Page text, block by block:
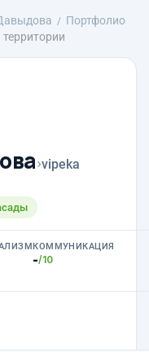
Портфолио
›vipeka
КОММУНИКАЦИЯ
-/10